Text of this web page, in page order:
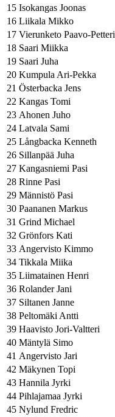
15 Isokangas Joonas
16 Liikala Mikko
17 Vierunketo Paavo-Petteri
18 Saari Miikka
19 Saari Juha
20 Kumpula Ari-Pekka
21 Österbacka Jens
22 Kangas Tomi
23 Ahonen Juho
24 Latvala Sami
25 Långbacka Kenneth
26 Sillanpää Juha
27 Kangasniemi Pasi
28 Rinne Pasi
29 Männistö Pasi
30 Paananen Markus
31 Grind Michael
32 Grönfors Kati
33 Angervisto Kimmo
34 Tikkala Miika
35 Liimatainen Henri
36 Rolander Jani
37 Siltanen Janne
38 Peltomäki Antti
39 Haavisto Jori-Valtteri
40 Mäntylä Simo
41 Angervisto Jari
42 Mäkynen Topi
43 Hannila Jyrki
44 Pihlajamaa Jyrki
45 Nylund Fredric